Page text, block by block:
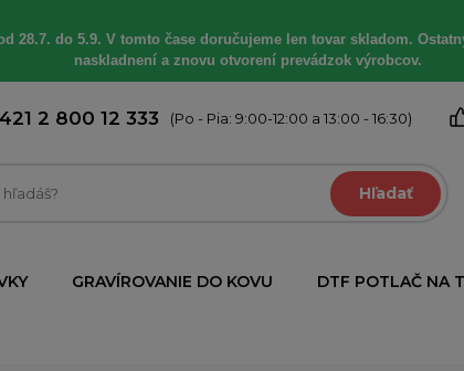
28.7. do 5.9. V tomto čase doručujeme len tovar skladom.
naskladnení a znovu otvorení prevádzok výrobcov.
2 800 12 333 (Po - Pia: 9:00-12:00 a 13:00 - 16:30)
Hľadať
GRAVÍROVANIE DO KOVU DTF POTLAČ NA